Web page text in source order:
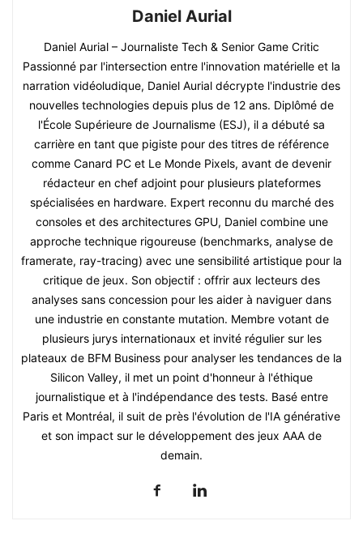
Daniel Aurial
Daniel Aurial – Journaliste Tech & Senior Game Critic
Passionné par l'intersection entre l'innovation matérielle et la
narration vidéoludique, Daniel Aurial décrypte l'industrie des
nouvelles technologies depuis plus de 12 ans. Diplômé de
l'École Supérieure de Journalisme (ESJ), il a débuté sa
carrière en tant que pigiste pour des titres de référence
comme Canard PC et Le Monde Pixels, avant de devenir
rédacteur en chef adjoint pour plusieurs plateformes
spécialisées en hardware. Expert reconnu du marché des
consoles et des architectures GPU, Daniel combine une
approche technique rigoureuse (benchmarks, analyse de
framerate, ray-tracing) avec une sensibilité artistique pour la
critique de jeux. Son objectif : offrir aux lecteurs des
analyses sans concession pour les aider à naviguer dans
une industrie en constante mutation. Membre votant de
plusieurs jurys internationaux et invité régulier sur les
plateaux de BFM Business pour analyser les tendances de la
Silicon Valley, il met un point d'honneur à l'éthique
journalistique et à l'indépendance des tests. Basé entre
Paris et Montréal, il suit de près l'évolution de l'IA générative
et son impact sur le développement des jeux AAA de
demain.